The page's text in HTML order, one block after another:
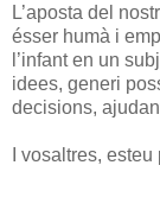
L’aposta del
ésser humà i
l’infant en un
idees, generi
decisions,
I vosaltres,